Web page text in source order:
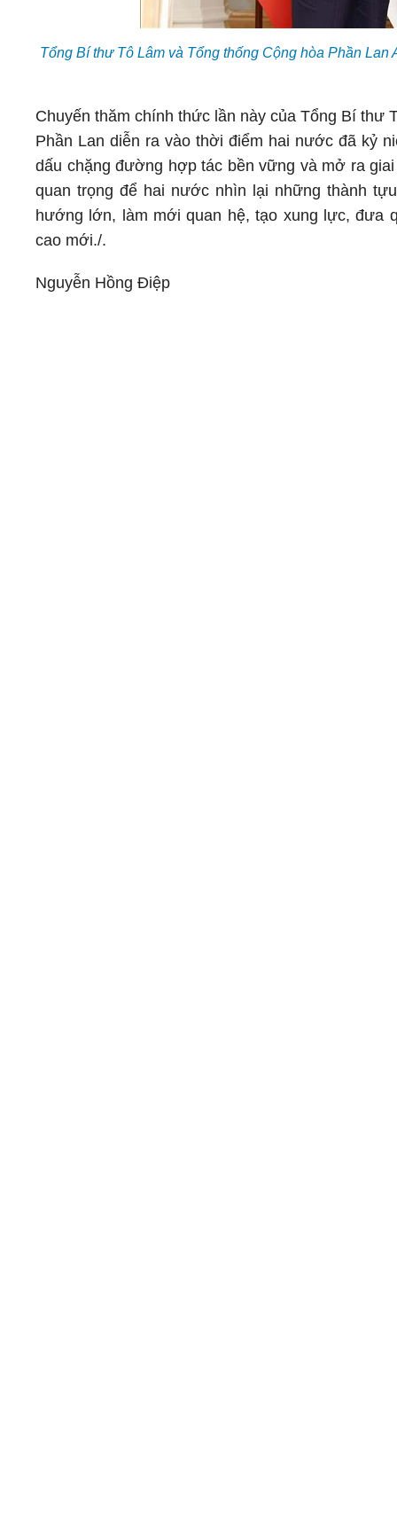
Tổng Bí thư Tô Lâm và Tổng thống Cộng hòa Phần
Chuyến thăm chính thức lần này của Tổng Bí thư
Phần Lan diễn ra vào thời điểm hai nước đã kỷ
dấu chặng đường hợp tác bền vững và mở ra
quan trọng để hai nước nhìn lại những thành
hướng lớn, làm mới quan hệ, tạo xung lực, đưa
cao mới./.
Nguyễn Hồng Điệp